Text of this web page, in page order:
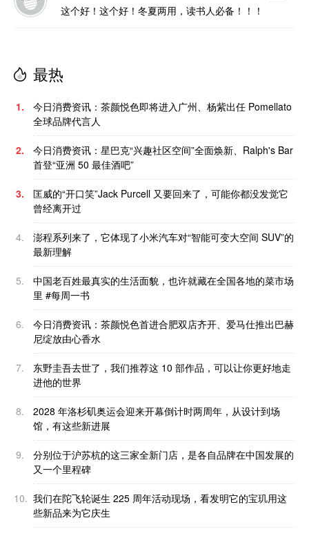
这个好！这个好！冬夏两用，读书人必备！！！
最热
1.
今日消费资讯：茶颜悦色即将进入广州、杨紫出任 Pomellato
全球品牌代言人
2.
今日消费资讯：星巴克“兴趣社区空间”全面焕新、Ralph's Bar
首登“亚洲 50 最佳酒吧”
3.
匡威的“开口笑”Jack Purcell 又要回来了，可能你都没发觉它
曾经离开过
4.
澎程系列来了，它体现了小米汽车对“智能可变大空间 SUV”的
最新理解
5.
中国老百姓最真实的生活面貌，也许就藏在全国各地的菜市场
里 #每周一书
6.
今日消费资讯：茶颜悦色首进合肥双店齐开、爱马仕推出巴赫
尼绽放由心香水
7.
东野圭吾去世了，我们推荐这 10 部作品，可以让你更好地走
进他的世界
8.
2028 年洛杉矶奥运会迎来开幕倒计时两周年，从设计到场
馆，有这些新进展
9.
分别位于沪苏杭的这三家全新门店，是各自品牌在中国发展的
又一个里程碑
10. 我们在陀飞轮诞生 225 周年活动现场，看发明它的宝玑用这
些新品来为它庆生